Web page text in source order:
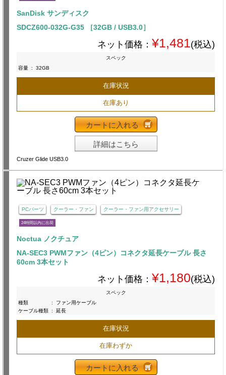
SanDisk サンディスク
SDCZ600-032G-G35 ［32GB / USB3.0］
ネット価格： ¥1,481 (税込)
スペック
容量 : 32GB
在庫状況
在庫あり
カートに入れる
詳細はこちら
Cruzer Glide USB3.0
PCパーツ クーラー・ファン クーラー・ファン用アクセサリー
24時間以内に出荷
Noctua ノクチュア
NA-SEC3 PWMファン（4ピン）コネクタ延長ケーブル 長さ
60cm 3本セット
ネット価格： ¥1,180(税込)
スペック
種類
:
ファン用ケーブル
ケーブル種類 : 延長
在庫状況
在庫わずか
カートに入れる